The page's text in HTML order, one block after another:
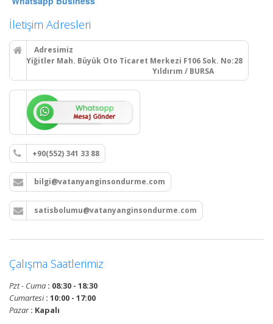
İletişim Adresleri
Adresimiz
Yiğitler Mah. Büyük Oto Ticaret Merkezi F106 Sok. No:28
Yıldırım / BURSA
+90(552) 341 33 88
bilgi@vatanyanginsondurme.com
satisbolumu@vatanyanginsondurme.com
Çalışma Saatlerimiz
Pzt - Cuma : 08:30 - 18:30
Cumartesi: 10:00 - 17:00
Pazar: Kapalı